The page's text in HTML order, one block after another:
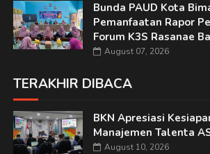
Bunda PAUD Kota
Pemanfaatan Rapor
Forum K3S Rasanae
August 07, 2026
TERAKHIR DIBACA
BKN Apresiasi
Manajemen Talenta
August 10, 2026